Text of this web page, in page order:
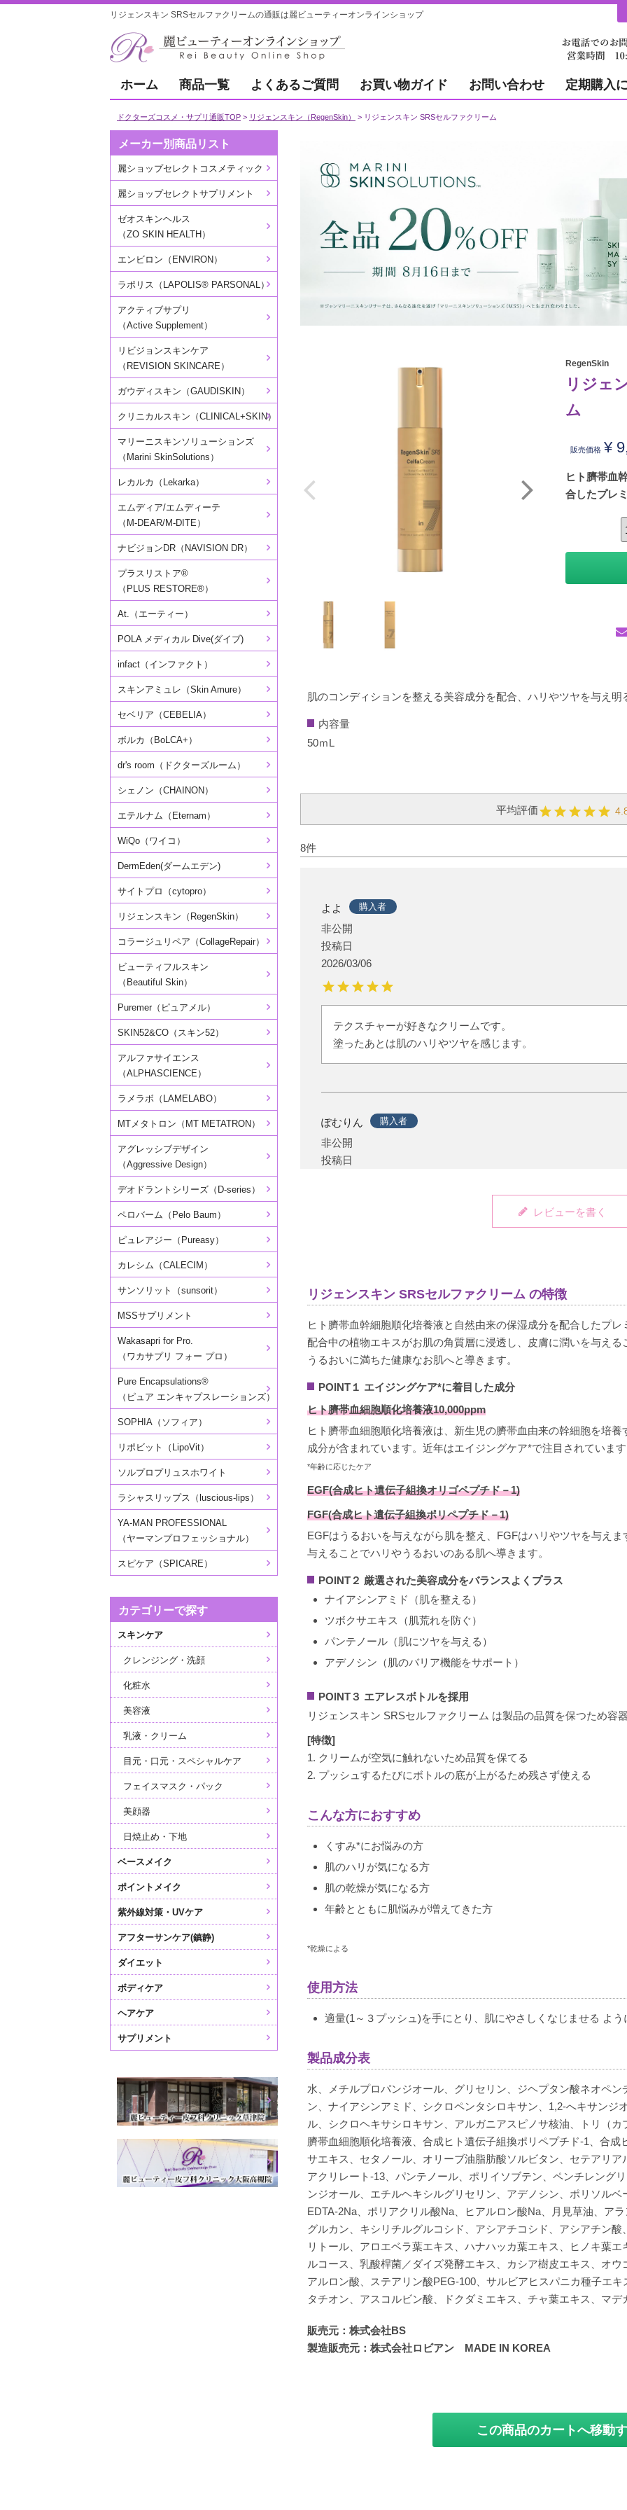
リジェンスキン SRSセルファクリームの通販は麗ビューティーオンラインショップ
ホーム 商品一覧 よくあるご質問 お買い物ガイド お問い合わせ 定期購入
ドクターズコスメ・サプリ通販TOP リジェンスキン（RegenSkin） リジェンスキン SRSセルファクリーム
RegenSkin
リジェ
ム
販売価格 ¥
ヒト臍帯血
合したプレ
肌のコンディションを整える美容成分を配合、ハリやツヤを与え明
内容量
50ｍL
8
よよ 購入者
非公開
投稿日
2026/03/06
テクスチャーが好きなクリームです。
塗ったあとは肌のハリやツヤを感じます。
ぽむりん 購入者
非公開
投稿日
美容オタ
非公開
投稿日
可もなく不可もなく、夜のみ使用
肌施術した後に基本つかってます、冬には少し保湿たりないか
nk5 購入者
非公開
2023/07/16
保湿用に購入しました。アンチエイジングにも良いと思います
投稿日
デリケートな乾燥肌ですが、このクリームを使用すると肌の
レビューを書く
リジェンスキン SRSセルファクリーム の特徴
ヒト臍帯血幹細胞順化培養液と自然由来の保湿成分を配合したプレ
配合中の植物エキスがお肌の角質層に浸透し、皮膚に潤いを与える
うるおいに満ちた健康なお肌へと導きます。
POINT１ エイジングケア*に着目した成分
ヒト臍帯血細胞順化培養液10,000ppm
ヒト臍帯血細胞順化培養液は、新生児の臍帯血由来の幹細胞を培
成分が含まれています。近年はエイジングケア*で注目されています
*年齢に応じたケア
EGF(合成ヒト遺伝子組換オリゴペプチド－1)
FGF(合成ヒト遺伝子組換ポリペプチド－1)
EGFはうるおいを与えながら肌を整え、FGFはハリやツヤを与え
与えることでハリやうるおいのある肌へ導きます。
POINT２ 厳選された美容成分をバランスよくプラス
ナイアシンアミド（肌を整える）
ツボクサエキス（肌荒れを防ぐ）
パンテノール（肌にツヤを与える）
アデノシン（肌のバリア機能をサポート）
POINT３ エアレスボトルを採用
リジェンスキン SRSセルファクリーム は製品の品質を保つため容
[特徴]
1. クリームが空気に触れないため品質を保てる
2. プッシュするたびにボトルの底が上がるため残さず使える
こんな方におすすめ
くすみ*にお悩みの方
肌のハリが気になる方
肌の乾燥が気になる方
年齢とともに肌悩みが増えてきた方
*乾燥による
使用方法
適量(1～３プッシュ)を手にとり、肌にやさしくなじませる よう
製品成分表
水、メチルプロパンジオール、グリセリン、ジヘプタン酸ネオペ
ン、ナイアシンアミド、シクロペンタシロキサン、1,2-へキサンジ
ル、シクロヘキサシロキサン、アルガニアスピノサ核油、トリ（
臍帯血細胞順化培養液、合成ヒト遺伝子組換ポリペプチド-1、合成
サエキス、セタノール、オリーブ油脂肪酸ソルビタン、セテアリ
アクリレート-13、パンテノール、ポリイソブテン、ペンチレング
ンジオール、エチルヘキシルグリセリン、アデノシン、ポリソルベ
EDTA-2Na、ポリアクリル酸Na、ヒアルロン酸Na、月見草油、ア
グルカン、キシリチルグルコシド、アシアチコシド、アシアチン
リトール、アロエベラ葉エキス、ハナハッカ葉エキス、ヒノキ葉
ルコース、乳酸桿菌／ダイズ発酵エキス、カシア樹皮エキス、オ
アルロン酸、ステアリン酸PEG-100、サルビアヒスパニカ種子エ
タチオン、アスコルビン酸、ドクダミエキス、チャ葉エキス、マデ
販売元：株式会社BS
製造販売元：株式会社ロビアン MADE IN KOREA
この商品のカートへ移動
メーカー別商品リスト
麗ショップセレクトコスメティック
麗ショップセレクトサプリメント
ゼオスキンヘルス
（ZO SKIN HEALTH）
エンビロン（ENVIRON）
ラポリス（LAPOLIS® PARSONAL）
アクティブサプリ
（Active Supplement）
リビジョンスキンケア
（REVISION SKINCARE）
ガウディスキン（GAUDISKIN）
クリニカルスキン（CLINICAL+SKIN）
マリーニスキンソリューションズ
（Marini SkinSolutions）
レカルカ（Lekarka）
エムディア/エムディーテ
（M-DEAR/M-DITE）
ナビジョンDR（NAVISION DR）
プラスリストア®
（PLUS RESTORE®）
At.（エーティー）
POLA メディカル Dive(ダイブ)
infact（インファクト）
スキンアミュレ（Skin Amure）
セベリア（CEBELIA）
ボルカ（BoLCA+）
dr's room（ドクターズルーム）
シェノン（CHAINON）
エテルナム（Eternam）
WiQo（ワイコ）
DermEden(ダームエデン)
サイトプロ（cytopro）
リジェンスキン（RegenSkin）
コラージュリペア（CollageRepair）
ビューティフルスキン
（Beautiful Skin）
Puremer（ピュアメル）
SKIN52&CO（スキン52）
アルファサイエンス
（ALPHASCIENCE）
ラメラボ（LAMELABO）
MTメタトロン（MT METATRON）
アグレッシブデザイン
（Aggressive Design）
デオドラントシリーズ（D-series）
ペロバーム（Pelo Baum）
ピュレアジー（Pureasy）
カレシム（CALECIM）
サンソリット（sunsorit）
MSSサプリメント
Wakasapri for Pro.
（ワカサプリ フォー プロ）
Pure Encapsulations®
（ピュア エンキャプスレーションズ）
SOPHIA（ソフィア）
リポビット（LipoVit）
ソルプロプリュスホワイト
ラシャスリップス（luscious-lips）
YA-MAN PROFESSIONAL
（ヤーマンプロフェッショナル）
スピケア（SPICARE）
カテゴリーで探す
スキンケア
クレンジング・洗顔
化粧水
美容液
乳液・クリーム
目元・口元・スペシャルケア
フェイスマスク・パック
美顔器
日焼止め・下地
ベースメイク
ポイントメイク
紫外線対策・UVケア
アフターサンケア(鎮静)
ダイエット
ボディケア
ヘアケア
サプリメント